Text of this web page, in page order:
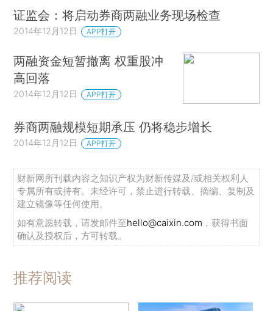
证监会：将启动券商两融业务现场检查
2014年12月12日 APP打开
两融资金短暂撤离 权重股冲
高回落
2014年12月12日 APP打开
券商两融规模短期承压 仍将稳步增长
2014年12月12日 APP打开
财新网所刊载内容之知识产权为财新传媒及/或相关权利人
专属所有或持有。未经许可，禁止进行转载、摘编、复制及
建立镜像等任何使用。
如有意愿转载，请发邮件至hello@caixin.com ，获得书面
确认及授权后，方可转载。
推荐阅读